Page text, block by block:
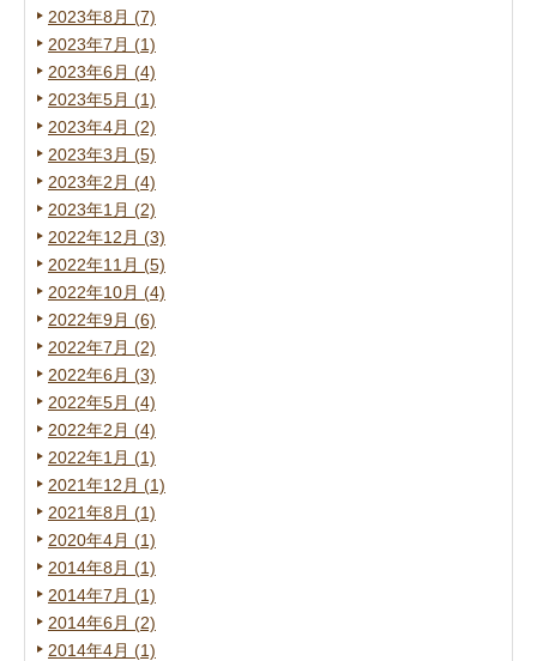
2023年8月 (7)
2023年7月 (1)
2023年6月 (4)
2023年5月 (1)
2023年4月 (2)
2023年3月 (5)
2023年2月 (4)
2023年1月 (2)
2022年12月 (3)
2022年11月 (5)
2022年10月 (4)
2022年9月 (6)
2022年7月 (2)
2022年6月 (3)
2022年5月 (4)
2022年2月 (4)
2022年1月 (1)
2021年12月 (1)
2021年8月 (1)
2020年4月 (1)
2014年8月 (1)
2014年7月 (1)
2014年6月 (2)
2014年4月 (1)